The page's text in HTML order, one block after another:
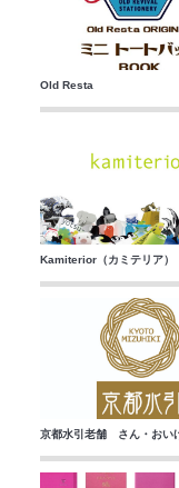
Old Resta
Kamiterior（カミテリア）
京都水引老舗 さん・おい